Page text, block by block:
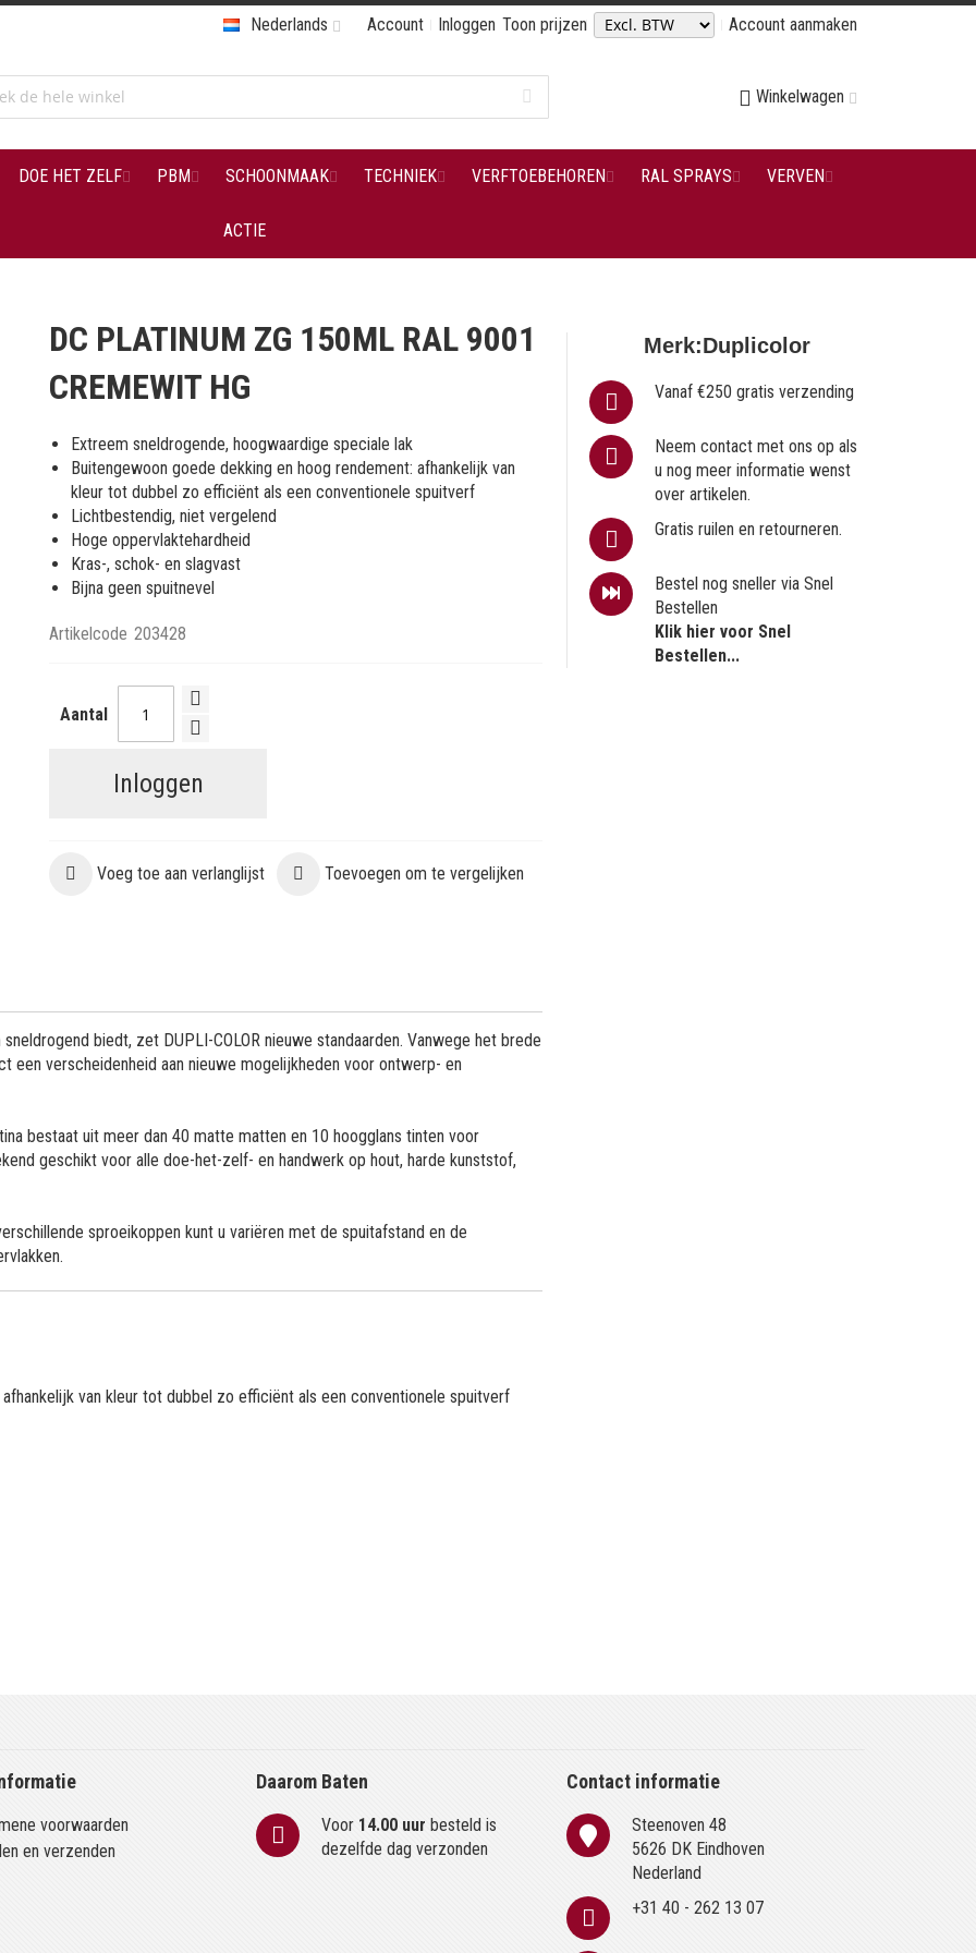
Account Inloggen Toon prijzen Account aanmaken
Nederlands
Winkelwagen
DOE HET ZELF PBM SCHOONMAAK TECHNIEK VERFTOEBEHOREN RAL SPRAYS VERVEN
ACTIE
DC PLATINUM ZG 150ML RAL 9001
CREMEWIT HG
Extreem sneldrogende, hoogwaardige speciale lak
Buitengewoon goede dekking en hoog rendement: afhankelijk van
kleur tot dubbel zo efficiënt als een conventionele spuitverf
Lichtbestendig, niet vergelend
Hoge oppervlaktehardheid
Kras-, schok- en slagvast
Bijna geen spuitnevel
Artikelcode 203428
Aantal
Inloggen
Voeg toe aan verlanglijst Toevoegen om te vergelijken
Merk:Duplicolor
Vanaf €250 gratis verzending
Neem contact met ons op als
u nog meer informatie wenst
over artikelen.
Gratis ruilen en retourneren.
Bestel nog sneller via Snel
Bestellen
Klik hier voor Snel
Bestellen...
biedt, zet DUPLI-COLOR nieuwe standaarden. Vanwege het brede
verscheidenheid aan nieuwe mogelijkheden voor ontwerp- en
bestaat uit meer dan 40 matte matten en 10 hoogglans tinten voor
geschikt voor alle doe-het-zelf- en handwerk op hout, harde kunststof,
sproeikoppen kunt u variëren met de spuitafstand en de
van kleur tot dubbel zo efficiënt als een conventionele spuitverf
voorwaarden
en verzenden
Daarom Baten
Voor 14.00 uur besteld is
dezelfde dag verzonden
Contact informatie
Steenoven 48
5626 DK Eindhoven
Nederland
+31 40 - 262 13 07